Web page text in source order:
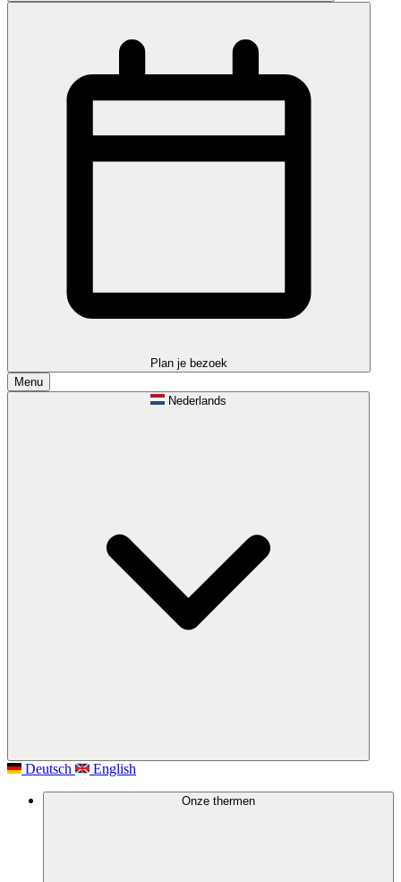
Plan je bezoek
Menu
Nederlands
Deutsch English
Onze thermen